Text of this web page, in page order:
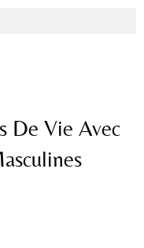
De Vie Avec